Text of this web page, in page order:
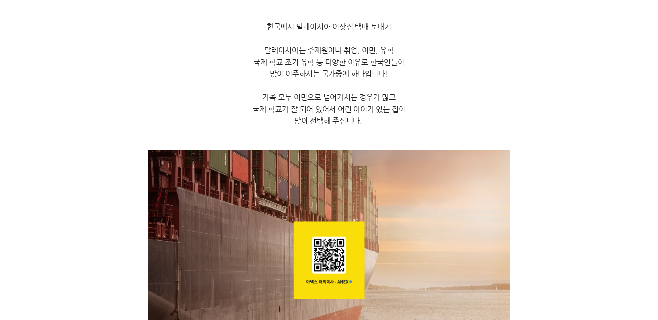
한국에서 말레이시아 이삿짐 택배 보내기
말레이시아는 주재원이나 취업, 이민, 유학
국제 학교 조기 유학 등 다양한 이유로 한국인들이
많이 이주하시는 국가중에 하나입니다!
가족 모두 이민으로 넘어가시는 경우가 많고
국제 학교가 잘 되어 있어서 어린 아이가 있는 집이
많이 선택해 주십니다.